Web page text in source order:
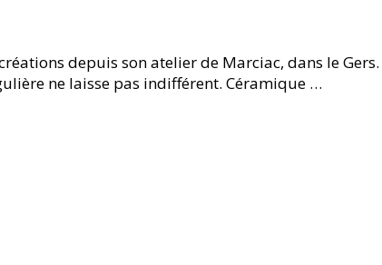
depuis son atelier de Marciac, dans le
ne laisse pas indifférent. Céramique …